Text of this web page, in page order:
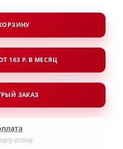
163 Р. В МЕСЯЦ
ЗАКАЗ
online